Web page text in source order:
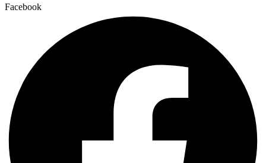
Facebook